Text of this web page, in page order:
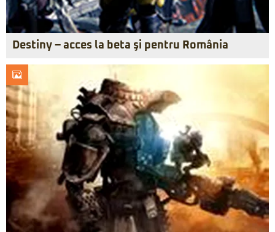
Destiny – acces la beta şi pentru România